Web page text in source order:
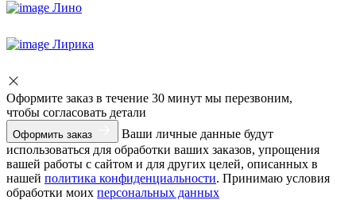
Лино
Лирика
Оформите заказ в течение 30 минут мы перезвоним,
чтобы согласовать детали
Оформить заказ
Ваши личные данные будут
использоваться для обработки ваших заказов, упрощения
вашей работы с сайтом и для других целей, описанных в
нашей политика конфиденциальности. Принимаю условия
обработки моих персональных данных